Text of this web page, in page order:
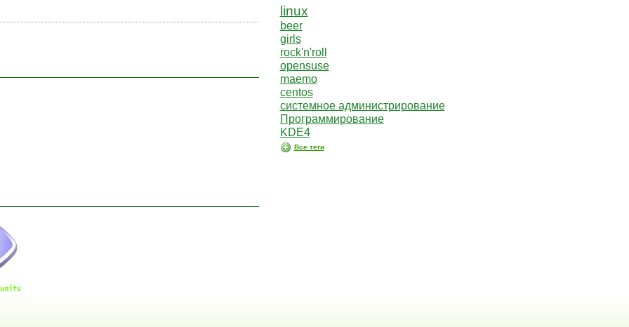
linux
beer
girls
rock'n'roll
opensuse
maemo
centos
системное администрирование
Программирование
KDE4
Все теги